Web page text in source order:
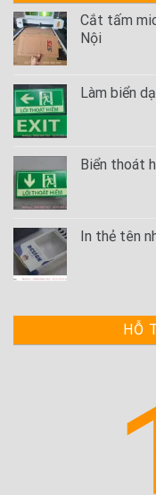
Cắt tấm
Nội
Làm biển
Biển thoát
In thẻ tên
HỖ